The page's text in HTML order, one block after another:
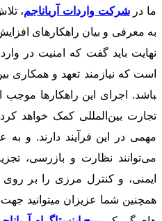
ما درشرکت واردات آریاناجم،
به معرفی و بیان راهکارهای
نهایت باید گفت که امنیت در
است که نیازمند تعهد و همکاری
باشد. اجرای این راهکارها موجب
تجارت بین‌المللی کمک خواهد
مهمی در این فرآیند دارند. و
می‌توانند نظارت و بازرسی،
ایمنی، و کنترل مرزی را بر
همچنین شما عزیزان میتوانید جهت